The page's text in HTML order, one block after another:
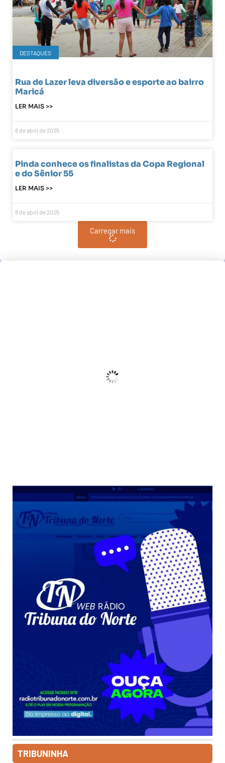
DESTAQUES
Rua de Lazer leva diversão e esporte ao bairro
Maricá
LER MAIS >>
8 de abril de 2025
Pinda conhece os finalistas da Copa Regional
e do Sênior 55
LER MAIS >>
8 de abril de 2025
Carregar mais
Wind Gust:10 Km/h
TRIBUNINHA